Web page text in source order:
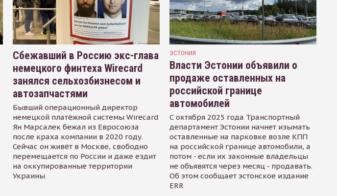
Сбежавший в Россию экс-глава
немецкого финтеха Wirecard
занялся сельхозбизнесом и
автозапчастями
Бывший операционный директор
немецкой платёжной системы Wirecard
Ян Марсалек бежал из Евросоюза
после краха компании в 2020 году.
Сейчас он живёт в Москве, свободно
перемещается по России и даже ездит
на оккупированные территории
Украины
ЭСТОНИЯ
Власти Эстонии объявили о
продаже оставленных на
российской границе
автомобилей
С октября 2025 года Транспортный
департамент Эстонии начнет изымать
оставленные на парковке возле КПП
на российской границе автомобили, а
потом - если их законные владельцы
не объявятся через месяц - продавать.
Об этом сообщает эстонское издание
ERR